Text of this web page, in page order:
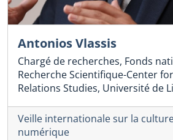
Antonios Vlassis
Chargé de recherches, Fonds
Recherche Scientifique-Center
Relations Studies, Université de
Veille internationale sur la
numérique